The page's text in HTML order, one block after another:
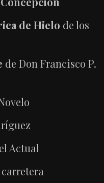
de Hielo de los
de Don Francisco P.
Actual